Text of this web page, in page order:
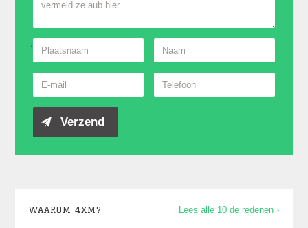
Lees alle 10 de redenen ›
WAAROM 4XM?